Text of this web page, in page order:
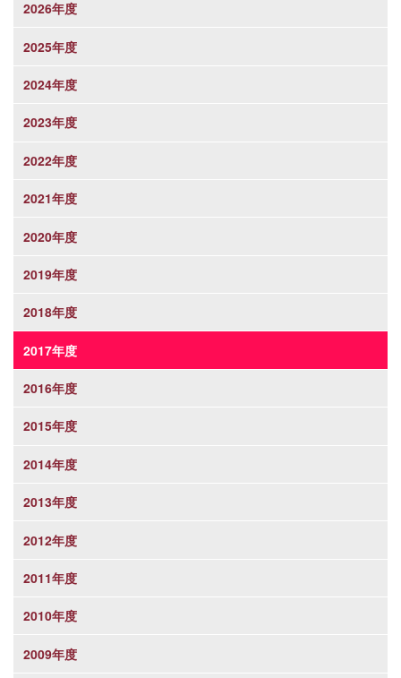
2026年度
2025年度
2024年度
2023年度
2022年度
2021年度
2020年度
2019年度
2018年度
2017年度
2016年度
2015年度
2014年度
2013年度
2012年度
2011年度
2010年度
2009年度